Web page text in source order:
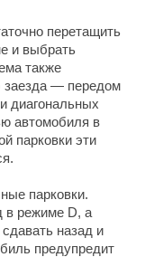
перетащить
и выбрать
также
заезда — передом
диагональных
автомобиля в
парковки эти
парковки.
в режиме D, а
назад и
предупредит